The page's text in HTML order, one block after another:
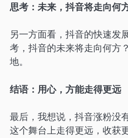
思考：未来，抖音将走向何
另一方面看，抖音的快速发
考，抖音的未来将走向何方
地。
结语：用心，方能走得更远
最后，我想说，抖音涨粉没
这个舞台上走得更远，收获